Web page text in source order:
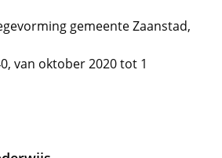
gemeente Zaanstad,
van oktober 2020 tot 1